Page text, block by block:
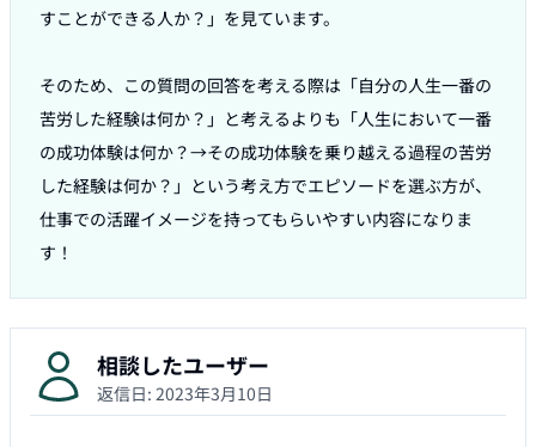
すことができる人か？」を見ています。
そのため、この質問の回答を考える際は「自分の人生一番の
苦労した経験は何か？」と考えるよりも「人生において一番
の成功体験は何か？→その成功体験を乗り越える過程の苦労
した経験は何か？」という考え方でエピソードを選ぶ方が、
仕事での活躍イメージを持ってもらいやすい内容になりま
す！
相談したユーザー
返信日: 2023年3月10日